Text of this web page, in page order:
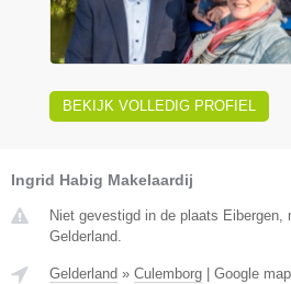
BEKIJK VOLLEDIG PROFIEL
Ingrid Habig Makelaardij
Niet gevestigd in de plaats Eibergen,
Gelderland.
Gelderland » Culemborg Google